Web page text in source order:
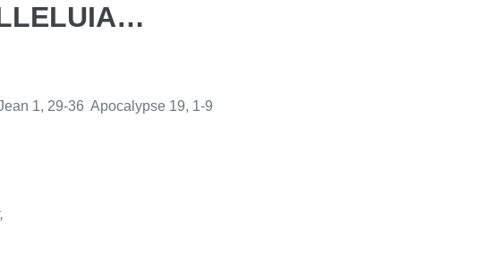
1, 29-36 Apocalypse 19, 1-9